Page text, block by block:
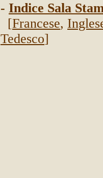
- Indice Sala
[Francese,
Tedesco]